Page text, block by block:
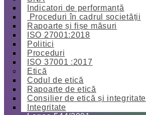
Indicatori de performanță
Proceduri în cadrul societății
Rapoarte și fișe măsuri
ISO 27001:2018
Politici
Proceduri
ISO 37001 :2017
Etică
Codul de etică
Rapoarte de etică
Consilier de etică și integritate
Integritate